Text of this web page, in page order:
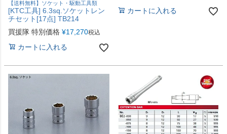
【送料無料】ソケット・駆動工具類
[KTC工具] 6.3sq.ソケットレン
チセット[17点] TB214
買援隊 特別価格 ¥17,270税込
カートに入れる
カートに入れる